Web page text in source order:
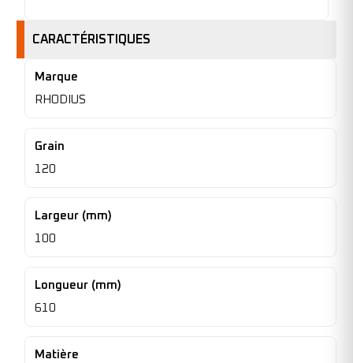
CARACTÉRISTIQUES
Marque
RHODIUS
Grain
120
Largeur (mm)
100
Longueur (mm)
610
Matière